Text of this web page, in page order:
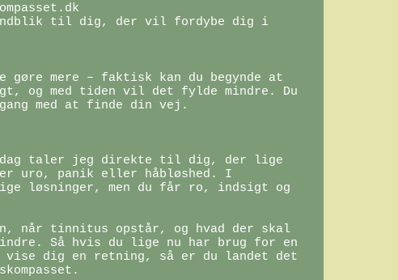
Indblik til dig, der vil fordybe dig i
gøre mere – faktisk kan du begynde at
og med tiden vil det fylde mindre. Du
med at finde din vej.
dag taler jeg direkte til dig, der lige
uro, panik eller håbløshed. I
løsninger, men du får ro, indsigt og
når tinnitus opstår, og hvad der skal
Så hvis du lige nu har brug for en
vise dig en retning, så er du landet det